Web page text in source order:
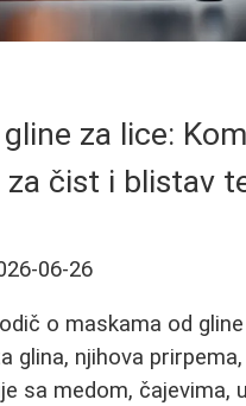
za lice:
čist i blistav
06-26
o maskama od
glina, njihova
sa medom, čajevima,